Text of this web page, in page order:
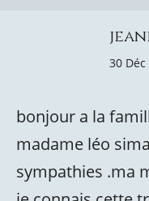
30
bonjour a la
madame léo
sympathies .ma